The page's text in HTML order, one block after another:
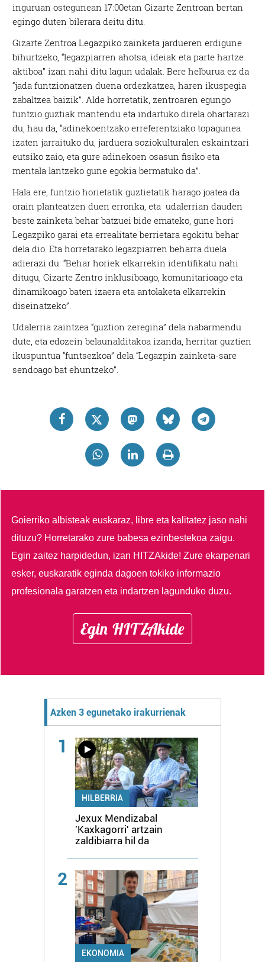
inguruan ostegunean 17:00etan Gizarte Zentroan bertan
egingo duten bilerara deitu ditu.
Gizarte Zentroa Legazpiko zainketa jardueren erdigune
bihurtzeko, “legazpiarren ahotsa, ideiak eta parte hartze
aktiboa” izan nahi ditu lagun udalak. Bere helburua ez da
“jada funtzionatzen duena ordezkatzea, haren ikuspegia
zabaltzea baizik”. Alde horretatik, zentroaren egungo
funtzio guztiak mantendu eta indartuko direla ohartarazi
du, hau da, “adinekoentzako erreferentziako topagunea
izaten jarraituko du, jarduera soziokulturalen eskaintzari
eutsiko zaio, eta gure adinekoen osasun fisiko eta
mentala lantzeko gune egokia bermatuko da”.
Hala ere, funtzio horietatik guztietatik harago joatea da
orain planteatzen duen erronka, eta udalerrian dauden
beste zainketa behar batzuei bide emateko, gune hori
Legazpiko garai eta errealitate berrietara egokitu behar
dela dio. Eta horretarako legazpiarren beharra duela
adierazi du: “Behar horiek elkarrekin identifikatu nahi
ditugu, Gizarte Zentro inklusiboago, komunitarioago eta
dinamikoago baten izaera eta antolaketa elkarrekin
diseinatzeko”.
Udalerria zaintzea “guztion zeregina” dela nabarmendu
dute, eta edozein belaunalditakoa izanda, herritar guztien
ikuspuntua “funtsezkoa” dela “Legazpin zainketa-sare
sendoago bat ehuntzeko”.
Goierriko albisteak euskaraz, libre eta kalitatez jaso nahi
dituzu? Horretarako zure babesa ezinbestekoa zaigu.
Egin zaitez harpidedun, izan HITZAkide!Zure ekarpenari
esker, euskaratik eginda dagoen tokiko informazio
profesionala garatzen eta indartzen lagunduko duzu.
Egin HITZAkide
Azken 3 egunetako irakurrienak
1
HILBERRIA
Jexux Mendizabal
'Kaxkagorri' artzain
zaldibiarra hil da
2
EKONOMIA